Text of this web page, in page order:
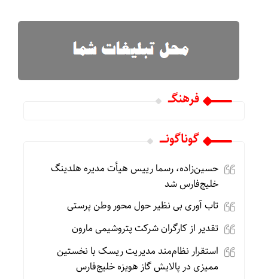
فرهنگـــ
گوناگونـــــ
حسین‌زاده، رسما رییس هیأت مدیره هلدینگ
خلیج‌فارس شد
تاب آوری بی نظیر حول محور وطن پرستی
تقدیر از کارگران شرکت پتروشیمی مارون
استقرار نظام‌مند مدیریت ریسک با نخستین
ممیزی در پالایش گاز هویزه خلیج‌فارس